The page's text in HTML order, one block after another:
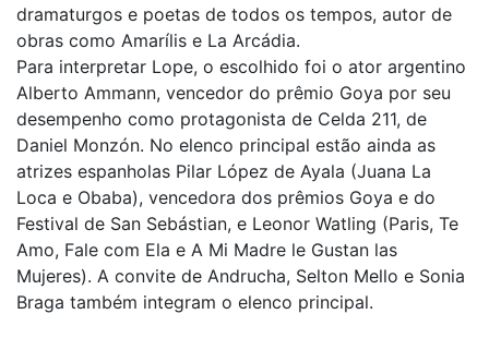
dramaturgos e poetas de todos os tempos, autor de
obras como Amarílis e La Arcádia.
Para interpretar Lope, o escolhido foi o ator argentino
Alberto Ammann, vencedor do prêmio Goya por seu
desempenho como protagonista de Celda 211, de
Daniel Monzón. No elenco principal estão ainda as
atrizes espanholas Pilar López de Ayala (Juana La
Loca e Obaba), vencedora dos prêmios Goya e do
Festival de San Sebástian, e Leonor Watling (Paris, Te
Amo, Fale com Ela e A Mi Madre le Gustan las
Mujeres). A convite de Andrucha, Selton Mello e Sonia
Braga também integram o elenco principal.